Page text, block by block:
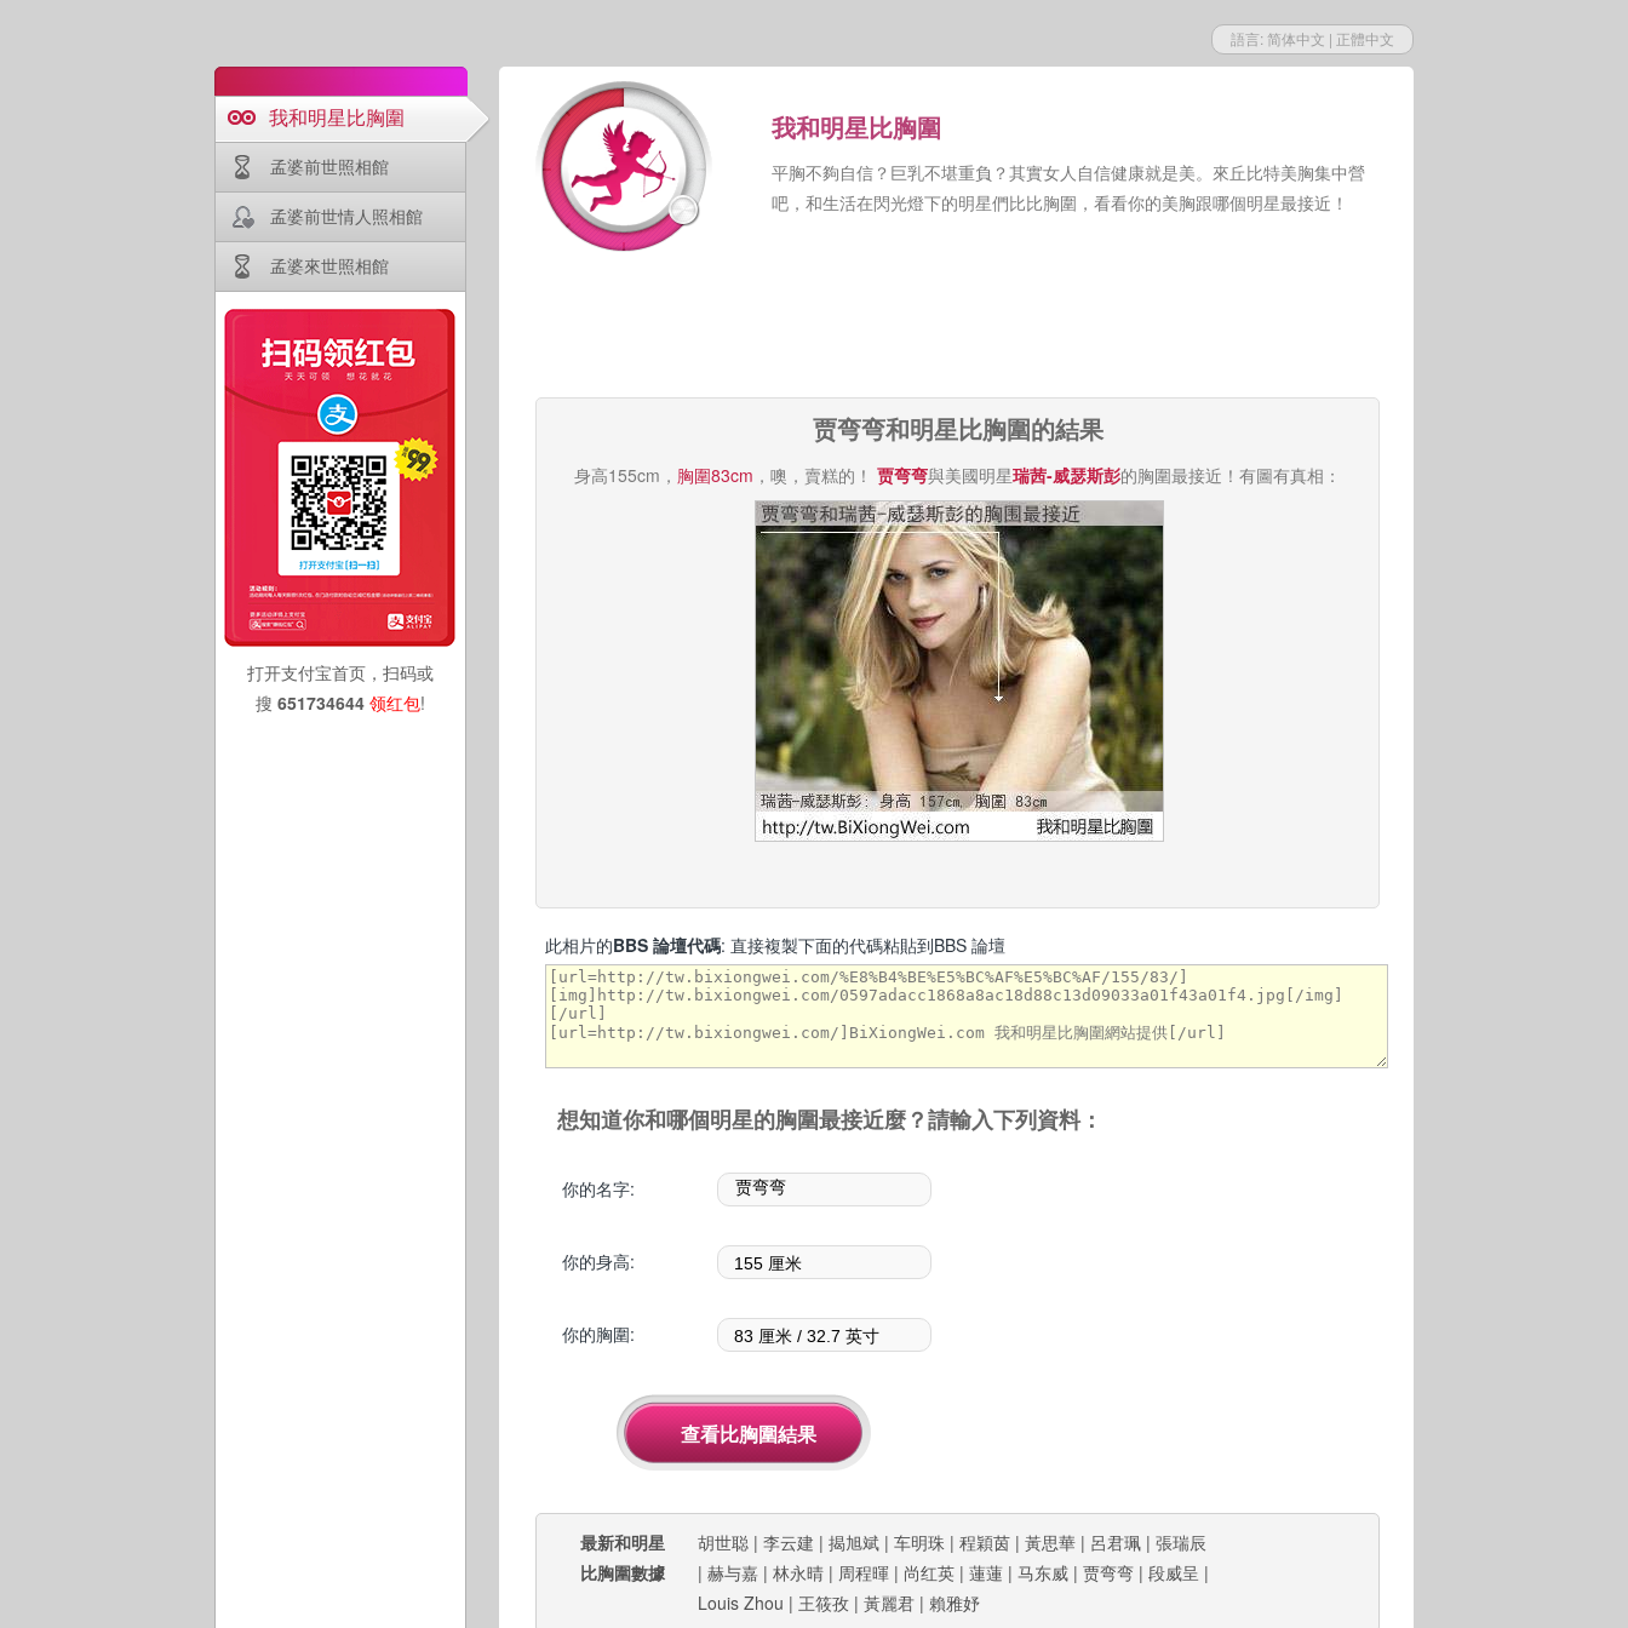
語言: 简体中文 | 正體中文
我和明星比胸圍
孟婆前世照相館
孟婆前世情人照相館
孟婆來世照相館
打开支付宝首页，扫码或
搜 651734644 领红包!
我和明星比胸圍
平胸不夠自信？巨乳不堪重負？其實女人自信健康就是美。來丘比特美胸集中營
吧，和生活在閃光燈下的明星們比比胸圍，看看你的美胸跟哪個明星最接近！
贾弯弯和明星比胸圍的結果
身高155cm， 胸圍83cm ，噢，賣糕的！ 贾弯弯與美國明星瑞茜-威瑟斯彭的胸圍最接近！有圖有真相：
此相片的BBS 論壇代碼: 直接複製下面的代碼粘貼到BBS 論壇
想知道你和哪個明星的胸圍最接近麼？請輸入下列資料：
你的名字:
你的身高:
你的胸圍:
最新和明星
比胸圍數據
胡世聪 | 李云建 | 揭旭斌 | 车明珠 | 程穎茵 | 黃思華 | 呂君珮 | 張瑞辰
| 赫与嘉 | 林永晴 | 周程暉 | 尚红英 | 蓮蓮 | 马东威 | 贾弯弯 | 段威呈 |
Louis Zhou | 王筱孜 | 黃麗君 | 賴雅妤